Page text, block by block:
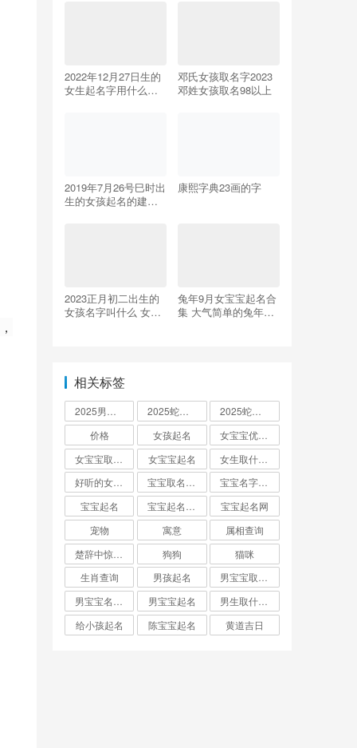
2022年12月27日生的
女生起名字用什么字
邓氏女孩取名字2023
邓姓女孩取名98以上
2019年7月26号巳时出
生的女孩起名的建
康熙字典23画的字
2023正月初二出生的
女孩名字叫什么 女孩
兔年9月女宝宝起名合
集 大气简单的兔年女
相关标签
价格
女孩起名
女宝宝起名
宝宝起名
宝宝起名网
宠物
寓意
属相查询
狗狗
猫咪
生肖查询
男孩起名
男宝宝起名
给小孩起名
陈宝宝起名 黄道吉日